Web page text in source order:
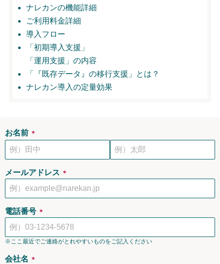
ナレカンの機能詳細
ご利用料金詳細
導入フロー
「初期導入支援」
「運用支援」の内容
「『既存データ』の移行支援」とは？
ナレカン導入の定量効果
お名前 ＊
メールアドレス ＊
電話番号 ＊
※ここ最近でご連絡がとれやすいものをご記入ください
会社名 ＊